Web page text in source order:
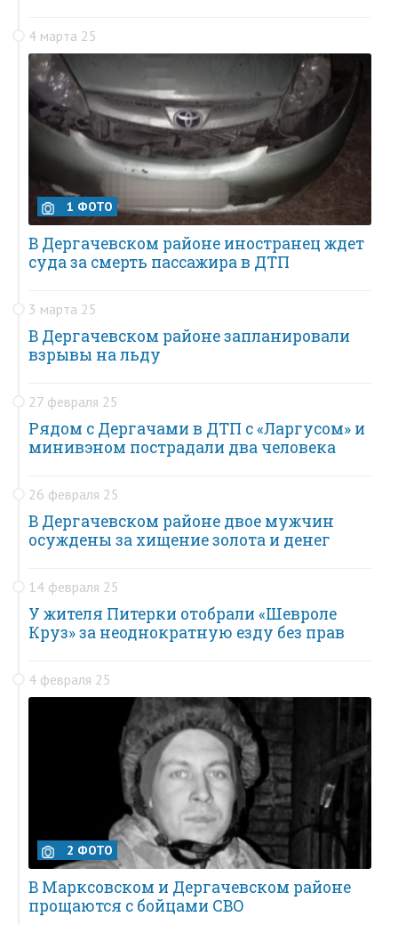
4 марта 25
1 ФОТО
В Дергачевском районе иностранец ждет
суда за смерть пассажира в ДТП
3 марта 25
В Дергачевском районе запланировали
взрывы на льду
27 февраля 25
Рядом с Дергачами в ДТП с «Ларгусом» и
минивэном пострадали два человека
26 февраля 25
В Дергачевском районе двое мужчин
осуждены за хищение золота и денег
14 февраля 25
У жителя Питерки отобрали «Шевроле
Круз» за неоднократную езду без прав
4 февраля 25
2 ФОТО
В Марксовском и Дергачевском районе
прощаются с бойцами СВО